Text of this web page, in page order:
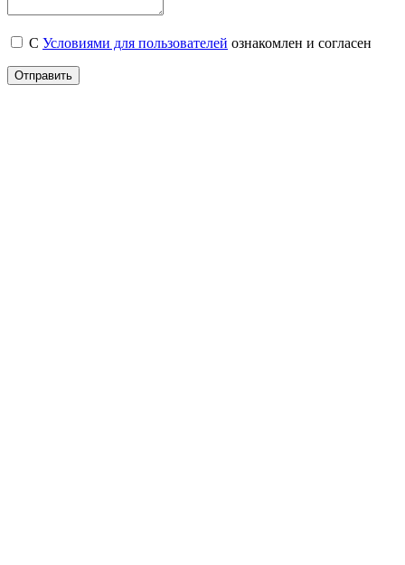
С Условиями для пользователей ознакомлен и согласен
Отправить